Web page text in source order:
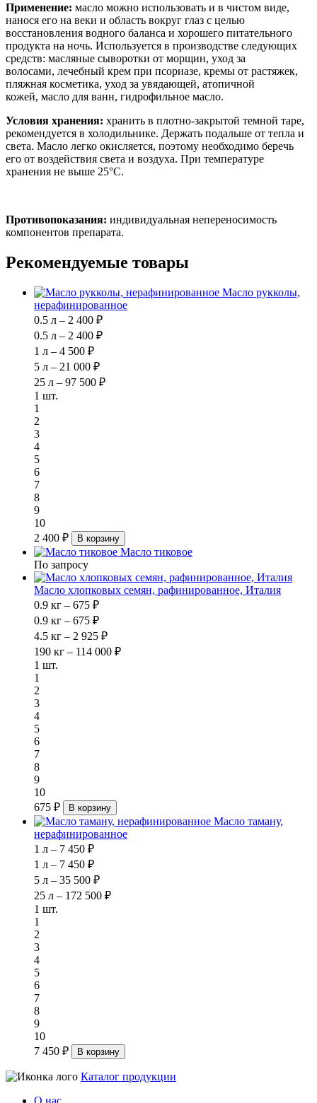
Применение: масло можно использовать и в чистом виде,
нанося его на веки и область вокруг глаз с целью
восстановления водного баланса и хорошего питательного
продукта на ночь. Используется в производстве следующих
средств: масляные сыворотки от морщин, уход за
волосами, лечебный крем при псориазе, кремы от растяжек,
пляжная косметика, уход за увядающей, атопичной
кожей, масло для ванн, гидрофильное масло.
Условия хранения: хранить в плотно-закрытой темной таре,
рекомендуется в холодильнике. Держать подальше от тепла и
света. Масло легко окисляется, поэтому необходимо беречь
его от воздействия света и воздуха. При температуре
хранения не выше 25°С.
Противопоказания: индивидуальная непереносимость
компонентов препарата.
Рекомендуемые товары
Масло рукколы,
нерафинированное
0.5 л – 2 400 ₽
0.5 л – 2 400 ₽
1 л – 4 500 ₽
5 л – 21 000 ₽
25 л – 97 500 ₽
1 шт.
1
2
3
4
5
6
7
8
9
10
2 400 ₽
В корзину
Масло тиковое
По запросу
Масло хлопковых семян, рафинированное, Италия
0.9 кг – 675 ₽
0.9 кг – 675 ₽
4.5 кг – 2 925 ₽
190 кг – 114 000 ₽
1 шт.
1
2
3
4
5
6
7
8
9
10
675 ₽
В корзину
Масло таману,
нерафинированное
1 л – 7 450 ₽
1 л – 7 450 ₽
5 л – 35 500 ₽
25 л – 172 500 ₽
1 шт.
1
2
3
4
5
6
7
8
9
10
7 450 ₽
В корзину
Каталог продукции
О нас